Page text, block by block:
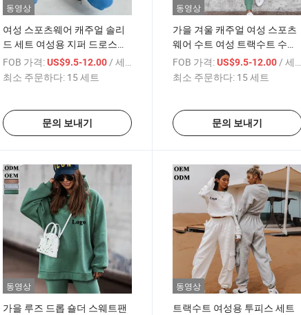
동영상
여성 스포츠웨어 캐주얼 솔리
드 세트 여성용 지퍼 드로스트
링 따뜻한 후드티 스웨트셔츠
와 긴 바지 패션 점프수트 트랙
FOB 가격:US$9.5-12.00 / 세트
최소 주문하다: 15 세트
문의 보내기
동영상
가을 겨울 캐주얼 여성 스포츠
웨어 수트 여성 트랙수트 수트
후드 조거 팬츠 여성 투피스 세
트
FOB 가격: US$9.5-12.00 / 세트
최소 주문하다: 15 세트
문의 보내기
동영상
가을 루즈 드롭 숄더 스웨트팬
동영상
트랙수트 여성용 투피스 세트